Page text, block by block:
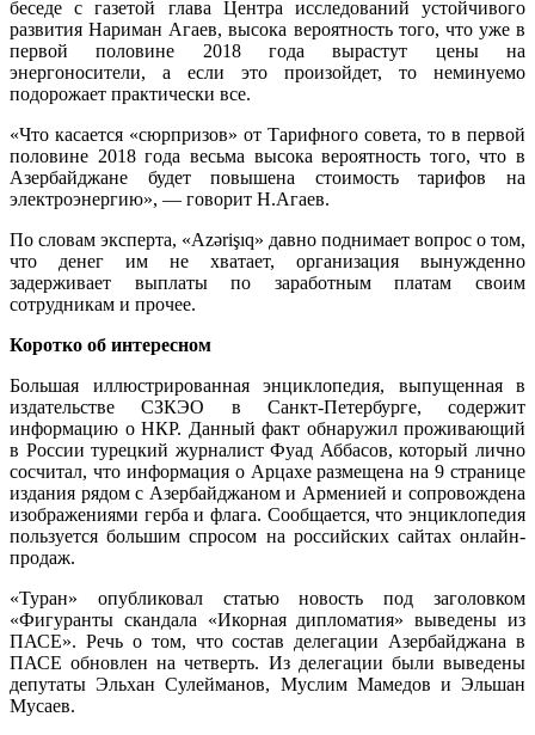
беседе с газетой глава Центра исследований устойчивого
развития Нариман Агаев, высока вероятность того, что уже в
первой половине 2018 года вырастут цены на
энергоносители, а если это произойдет, то неминуемо
подорожает практически все.
«Что касается «сюрпризов» от Тарифного совета, то в первой
половине 2018 года весьма высока вероятность того, что в
Азербайджане будет повышена стоимость тарифов на
электроэнергию», — говорит Н.Агаев.
По словам эксперта, «Аzərişıq» давно поднимает вопрос о том,
что денег им не хватает, организация вынужденно
задерживает выплаты по заработным платам своим
сотрудникам и прочее.
Коротко об интересном
Большая иллюстрированная энциклопедия, выпущенная в
издательстве СЗКЭО в Санкт-Петербурге, содержит
информацию о НКР. Данный факт обнаружил проживающий
в России турецкий журналист Фуад Аббасов, который лично
сосчитал, что информация о Арцахе размещена на 9 странице
издания рядом с Азербайджаном и Арменией и сопровождена
изображениями герба и флага. Сообщается, что энциклопедия
пользуется большим спросом на российских сайтах онлайн-
продаж.
«Туран» опубликовал статью новость под заголовком
«Фигуранты скандала «Икорная дипломатия» выведены из
ПАСЕ». Речь о том, что состав делегации Азербайджана в
ПАСЕ обновлен на четверть. Из делегации были выведены
депутаты Эльхан Сулейманов, Муслим Мамедов и Эльшан
Мусаев.